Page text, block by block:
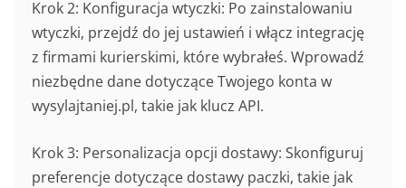
Krok 2: Konfiguracja wtyczki: Po zainstalowaniu
wtyczki, przejdź do jej ustawień i włącz integrację
z firmami kurierskimi, które wybrałeś. Wprowadź
niezbędne dane dotyczące Twojego konta w
wysylajtaniej.pl, takie jak klucz API.
Krok 3: Personalizacja opcji dostawy: Skonfiguruj
preferencje dotyczące dostawy paczki, takie jak